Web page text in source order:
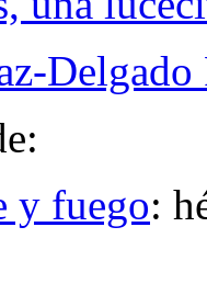
Delgado
y fuego: